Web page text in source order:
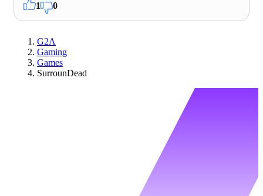
1 0
G2A
Gaming
Games
SurrounDead